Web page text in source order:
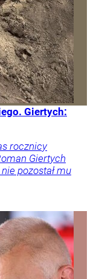
Giertych:
rocznicy
Giertych
pozostał mu